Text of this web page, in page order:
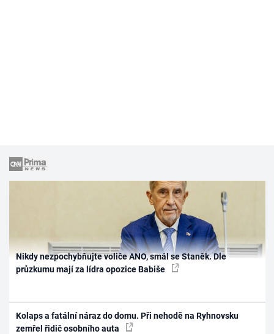
Nikdy nezpochybňujte voliče ANO, smál se Staněk. Dle
průzkumu mají za lídra opozice Babiše
Kolaps a fatální náraz do domu. Při nehodě na Ryhnovsku
zemřel řidič osobního auta